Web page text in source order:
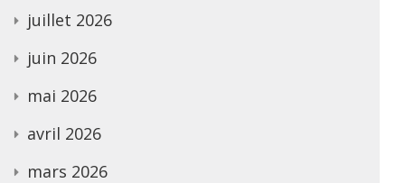
juillet 2026
juin 2026
mai 2026
avril 2026
mars 2026